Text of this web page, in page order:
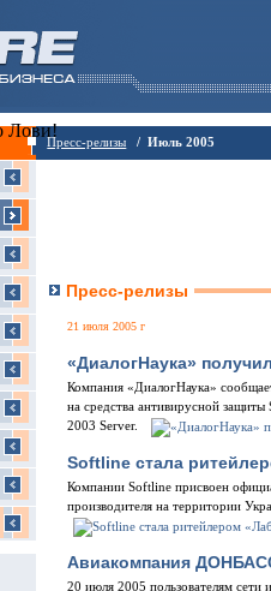
Пресс-релизы / Июль 2005
Пресс-релизы
21 июля 2005 г
«ДиалогНаука»
Компания «ДиалогНаука»
на средства антивирусной
2003 Server.
Softline стала
Компании Softline присвоен
производителя на территории
Авиакомпания
20 июля 2005 пользователям